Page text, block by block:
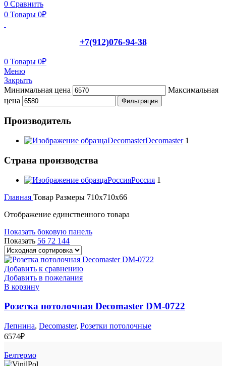
0 Сравнить
0 Товары 0₽
+7(912)076-94-38
0 Товары 0₽
Меню
Закрыть
Минимальная цена
Максимальная
цена
Фильтрация
Производитель
DecomasterDecomaster 1
Страна производства
РоссияРоссия 1
Главная Товар Размеры 710x710x66
Отображение единственного товара
Показать боковую панель
Показать 56 72 144
Добавить к сравнению
Добавить в пожелания
В корзину
Розетка потолочная Decomaster DM-0722
Лепнина, Decomaster, Розетки потолочные
6574₽
Белтермо